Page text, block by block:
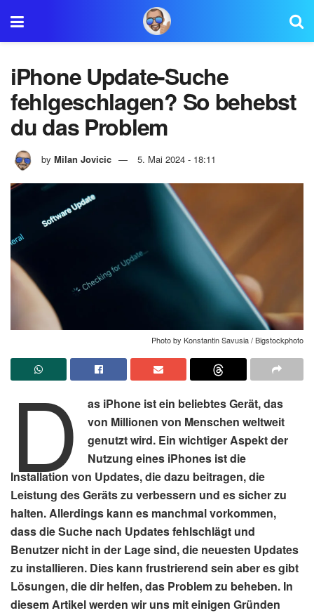
iPhone Update-Suche
fehlgeschlagen? So behebst
du das Problem
by Milan Jovicic 5. Mai 2024 - 18:11
Photo by Konstantin Savusia / Bigstockphoto
D
as iPhone ist ein beliebtes Gerät, das
von Millionen von Menschen weltweit
genutzt wird. Ein wichtiger Aspekt der
Nutzung eines iPhones ist die
Installation von Updates, die dazu beitragen, die
Leistung des Geräts zu verbessern und es sicher zu
halten. Allerdings kann es manchmal vorkommen,
dass die Suche nach Updates fehlschlägt und
Benutzer nicht in der Lage sind, die neuesten Updates
zu installieren. Dies kann frustrierend sein aber es gibt
Lösungen, die dir helfen, das Problem zu beheben. In
diesem Artikel werden wir uns mit einigen Gründen